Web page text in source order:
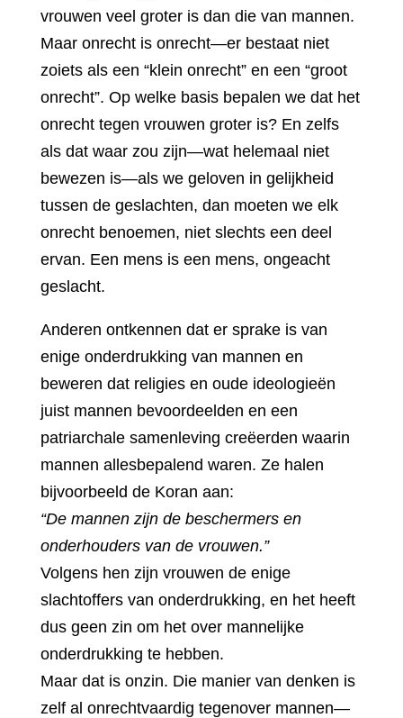
vrouwen veel groter is dan die van mannen.
Maar onrecht is onrecht—er bestaat niet
zoiets als een “klein onrecht” en een “groot
onrecht”. Op welke basis bepalen we dat het
onrecht tegen vrouwen groter is? En zelfs
als dat waar zou zijn—wat helemaal niet
bewezen is—als we geloven in gelijkheid
tussen de geslachten, dan moeten we elk
onrecht benoemen, niet slechts een deel
ervan. Een mens is een mens, ongeacht
geslacht.
Anderen ontkennen dat er sprake is van
enige onderdrukking van mannen en
beweren dat religies en oude ideologieën
juist mannen bevoordeelden en een
patriarchale samenleving creëerden waarin
mannen allesbepalend waren. Ze halen
bijvoorbeeld de Koran aan:
“De mannen zijn de beschermers en
onderhouders van de vrouwen.”
Volgens hen zijn vrouwen de enige
slachtoffers van onderdrukking, en het heeft
dus geen zin om het over mannelijke
onderdrukking te hebben.
Maar dat is onzin. Die manier van denken is
zelf al onrechtvaardig tegenover mannen—